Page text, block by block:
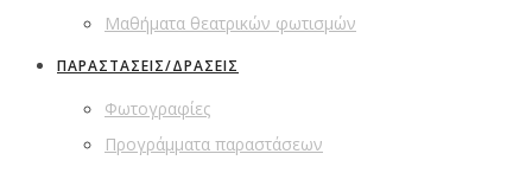
Μαθήματα θεατρικών φωτισμών
ΠΑΡΑΣΤΑΣΕΙΣ/ΔΡΑΣΕΙΣ
Φωτογραφίες
Προγράμματα παραστάσεων